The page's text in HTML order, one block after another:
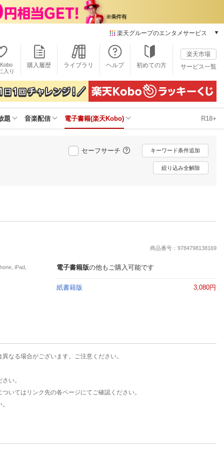
楽天グループのエンタメサービス
本/ゲーム/CD/DVD
楽天ブックス
電子書籍
楽天Kobo
雑誌読み放題
楽天ミュージック
動画配信
楽天TV
動画配信ガイド
推し楽
入り
購入履歴 ライブラリ ヘルプ 初めての方
楽天市場
サービス一覧
題 音楽配信 電子書籍(楽天Kobo) R18+
セーフサーチ キーワード条件追加
絞り込み全解除
商品番号：9784798138169
iPad,
電子書籍版の他もご購入可能です
紙書籍版 3,080円
なる場合がございます。ご注意ください。
い。
いてはリンク先の各ページにてご確認ください。